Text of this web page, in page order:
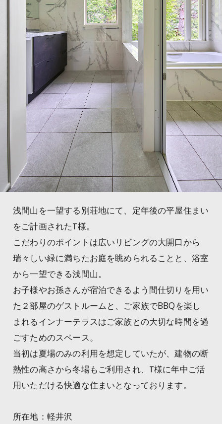
浅間山を一望する別荘地にて、定年後の平屋住まい
をご計画されたT様。
こだわりのポイントは広いリビングの大開口から
瑞々しい緑に満ちたお庭を眺められることと、浴室
から一望できる浅間山。
お子様やお孫さんが宿泊できるよう間仕切りを用い
た２部屋のゲストルームと、ご家族でBBQを楽し
まれるインナーテラスはご家族との大切な時間を過
ごすためのスペース。
当初は夏場のみの利用を想定していたが、建物の断
熱性の高さから冬場もご利用され、T様に年中ご活
用いただける快適な住まいとなっております。
所在地：軽井沢